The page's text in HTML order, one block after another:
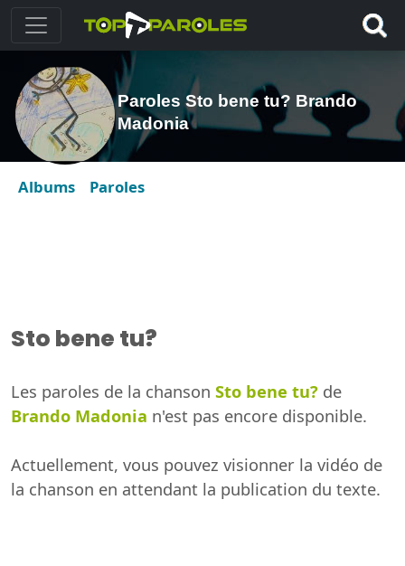
Paroles Sto bene tu? Brando
Madonia
Albums Paroles
Sto bene tu?
Les paroles de la chanson Sto bene tu? de
Brando Madonia n'est pas encore disponible.
Actuellement, vous pouvez visionner la vidéo de
la chanson en attendant la publication du texte.